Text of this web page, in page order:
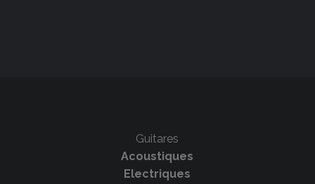
Guitares
Acoustiques
Electriques